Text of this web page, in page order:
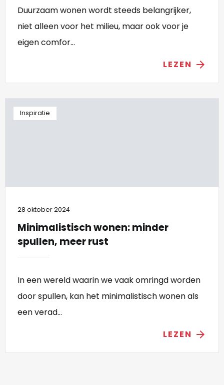
Duurzaam wonen wordt steeds belangrijker,
niet alleen voor het milieu, maar ook voor je
eigen comfor...
LEZEN arrow_forward
Inspiratie
28 oktober 2024
Minimalistisch wonen: minder
spullen, meer rust
In een wereld waarin we vaak omringd worden
door spullen, kan het minimalistisch wonen als
een verad...
LEZEN arrow_forward